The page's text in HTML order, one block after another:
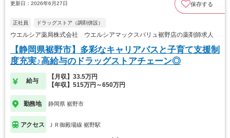
更新日：2026年6月27日 保存する
正社員 ドラッグストア（調剤併設）
ウエルシア薬局株式会社 ウエルシアマックスバリュ裾野店の薬剤師求人
【静岡県裾野市】多彩なキャリアパスと子育て支援制
度充実♪高給与のドラッグストアチェーン◎
給与
【月収】33.5万円
【年収】515万円～650万円
勤務地 静岡県 裾野市
アクセス ＪＲ御殿場線 裾野駅